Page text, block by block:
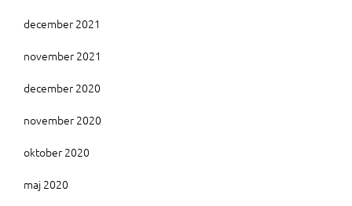
december 2021
november 2021
december 2020
november 2020
oktober 2020
maj 2020